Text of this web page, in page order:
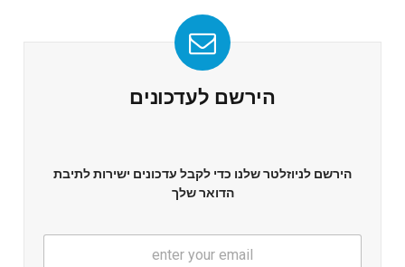
הירשם לעדכונים
הירשם לניוזלטר שלנו כדי לקבל עדכונים ישירות לתיבת
הדואר שלך